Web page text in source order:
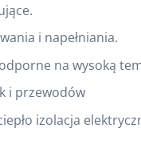
i napełniania.
na wysoką
i przewodów
izolacja